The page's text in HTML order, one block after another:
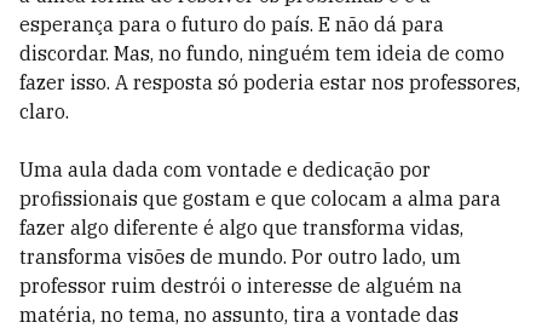
esperança para o futuro do país. E não dá para
discordar. Mas, no fundo, ninguém tem ideia de como
fazer isso. A resposta só poderia estar nos professores,
claro.
Uma aula dada com vontade e dedicação por
profissionais que gostam e que colocam a alma para
fazer algo diferente é algo que transforma vidas,
transforma visões de mundo. Por outro lado, um
professor ruim destrói o interesse de alguém na
matéria, no tema, no assunto, tira a vontade das